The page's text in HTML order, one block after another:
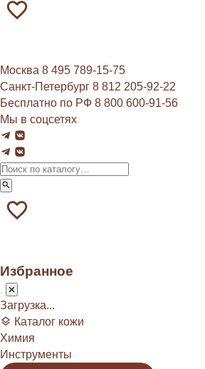
Москва 8 495 789‑15‑75
Санкт-Петербург 8 812 205‑92‑22
Бесплатно по РФ 8 800 600‑91‑56
Мы в соцсетях
Избранное
Загрузка...
Каталог кожи
Химия
Инструменты